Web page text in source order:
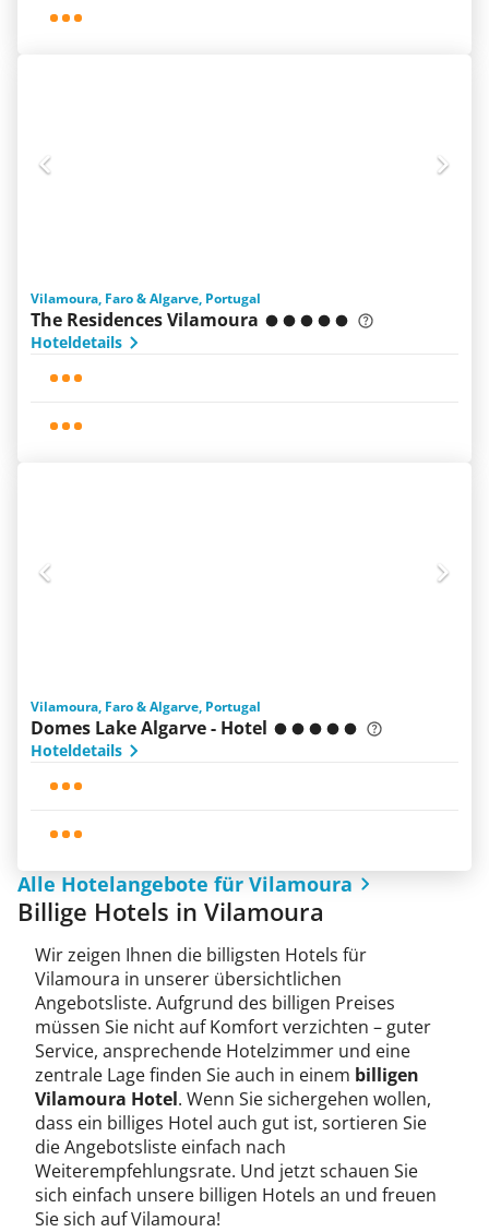
Vilamoura, Faro & Algarve, Portugal
The Residences Vilamoura
Hoteldetails
Vilamoura, Faro & Algarve, Portugal
Domes Lake Algarve - Hotel
Hoteldetails
Alle Hotelangebote für Vilamoura
Billige Hotels in Vilamoura
Wir zeigen Ihnen die billigsten Hotels für
Vilamoura in unserer übersichtlichen
Angebotsliste. Aufgrund des billigen Preises
müssen Sie nicht auf Komfort verzichten – guter
Service, ansprechende Hotelzimmer und eine
zentrale Lage finden Sie auch in einem billigen
Vilamoura Hotel. Wenn Sie sichergehen wollen,
dass ein billiges Hotel auch gut ist, sortieren Sie
die Angebotsliste einfach nach
Weiterempfehlungsrate. Und jetzt schauen Sie
sich einfach unsere billigen Hotels an und freuen
Sie sich auf Vilamoura!